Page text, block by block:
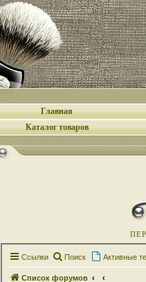
Главная
Каталог товаров
Ссылки Поиск Активные
Список форумов